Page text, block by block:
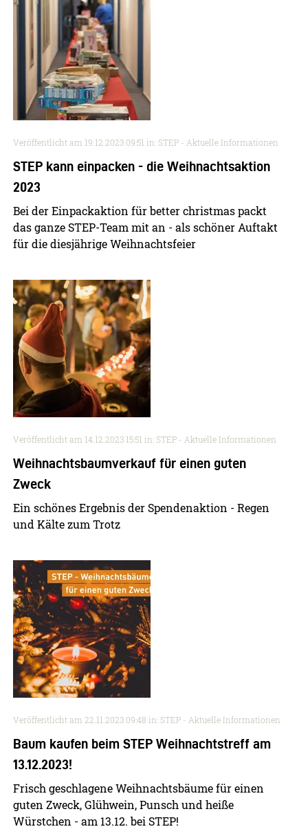
Veröffentlicht am 19.12.2023 09:51 in: STEP - Aktuelle Informationen
STEP kann einpacken - die Weihnachtsaktion
2023
Bei der Einpackaktion für better christmas packt
das ganze STEP-Team mit an - als schöner Auftakt
für die diesjährige Weihnachtsfeier
Veröffentlicht am 14.12.2023 15:51 in: STEP - Aktuelle Informationen
Weihnachtsbaumverkauf für einen guten
Zweck
Ein schönes Ergebnis der Spendenaktion - Regen
und Kälte zum Trotz
Veröffentlicht am22.11.2023 09:48 in: STEP - Aktuelle Informationen
Baum kaufen beim STEP Weihnachtstreff am
13.12.2023!
Frisch geschlagene Weihnachtsbäume für einen
guten Zweck, Glühwein, Punsch und heiße
Würstchen - am 13.12. bei STEP!